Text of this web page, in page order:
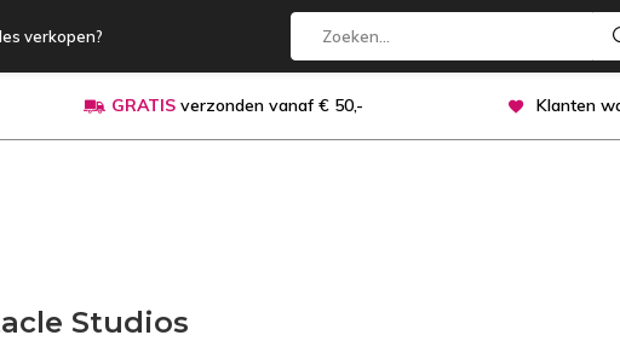
verkopen?
GRATISverzonden vanaf € 50,- Klanten
Studios